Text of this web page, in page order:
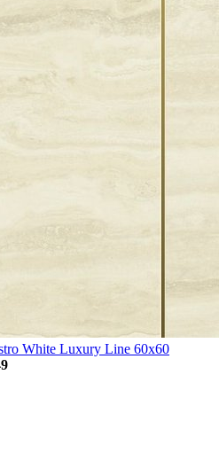
White Luxury Line 60x60